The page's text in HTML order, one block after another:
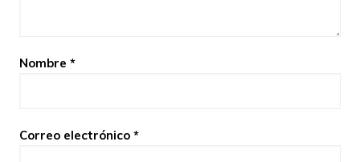
Nombre *
Correo electrónico *